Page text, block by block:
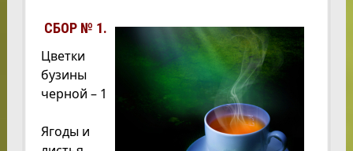
СБОР № 1.
Цветки
бузины
черной – 1
Ягоды и